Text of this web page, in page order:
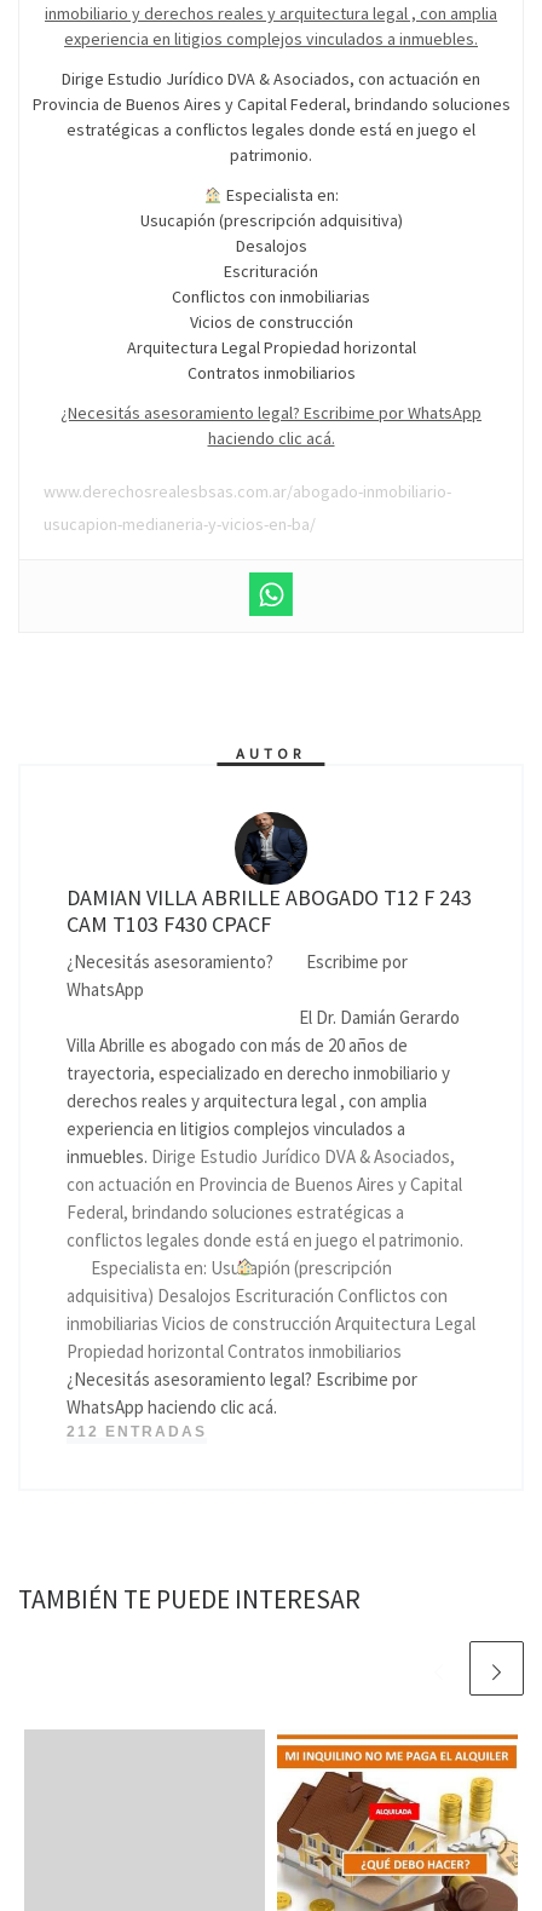
inmobiliario y derechos reales y arquitectura legal , con amplia
experiencia en litigios complejos vinculados a inmuebles.
Dirige Estudio Jurídico DVA & Asociados, con actuación en
Provincia de Buenos Aires y Capital Federal, brindando soluciones
estratégicas a conflictos legales donde está en juego el
patrimonio.
Especialista en:
Usucapión (prescripción adquisitiva)
Desalojos
Escrituración
Conflictos con inmobiliarias
Vicios de construcción
Arquitectura Legal Propiedad horizontal
Contratos inmobiliarios
¿Necesitás asesoramiento legal? Escribime por WhatsApp
haciendo clic acá.
www.derechosrealesbsas.com.ar/abogado-inmobiliario-
usucapion-medianeria-y-vicios-en-ba/
AUTOR
DAMIAN VILLA ABRILLE ABOGADO T12 F 243
CAM T103 F430 CPACF
¿Necesitás asesoramiento?
Escribime por
WhatsApp
El Dr. Damián Gerardo
Villa Abrille es abogado con más de 20 años de
trayectoria, especializado en derecho inmobiliario y
derechos reales y arquitectura legal , con amplia
experiencia en litigios complejos vinculados a
inmuebles. Dirige Estudio Jurídico DVA & Asociados,
con actuación en Provincia de Buenos Aires y Capital
Federal, brindando soluciones estratégicas a
conflictos legales donde está en juego el patrimonio.
Especialista en: Usucapión (prescripción
adquisitiva) Desalojos Escrituración Conflictos con
inmobiliarias Vicios de construcción Arquitectura Legal
Propiedad horizontal Contratos inmobiliarios
¿Necesitás asesoramiento legal? Escribime por
WhatsApp haciendo clic acá.
212 ENTRADAS
TAMBIÉN TE PUEDE INTERESAR